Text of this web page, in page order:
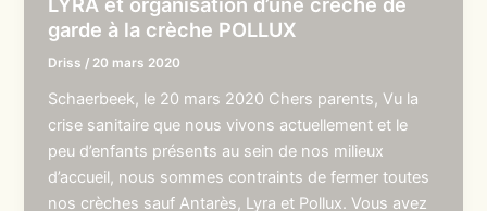
garde à la crèche POLLUX
Driss / 20 mars 2020
Schaerbeek, le 20 mars 2020 Chers parents, Vu la
crise sanitaire que nous vivons actuellement et le
peu d’enfants présents au sein de nos milieux
d’accueil, nous sommes contraints de fermer toutes
nos crèches sauf Antarès, Lyra et Pollux. Vous avez